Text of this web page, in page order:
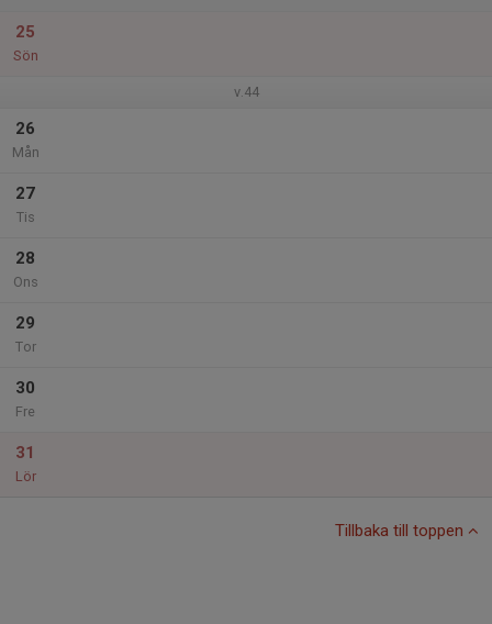
25
Sön
v.44
26
Mån
27
Tis
28
Ons
29
Tor
30
Fre
31
Lör
Tillbaka till toppen